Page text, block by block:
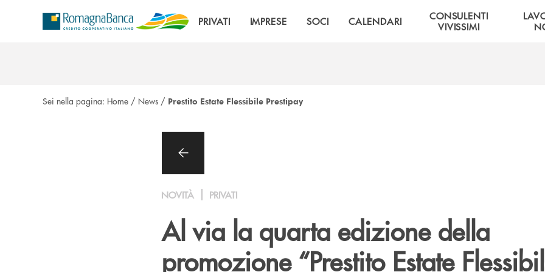
PRIVATI IMPRESE SOCI CALENDARI
CONSULENTI
VIVISSIMI
Sei nella pagina: Home / News / Prestito Estate Flessibile Prestipay
NOVITÀ PRIVATI
Al via la quarta edizione della
promozione “Prestito Estate